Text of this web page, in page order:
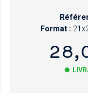
Format :